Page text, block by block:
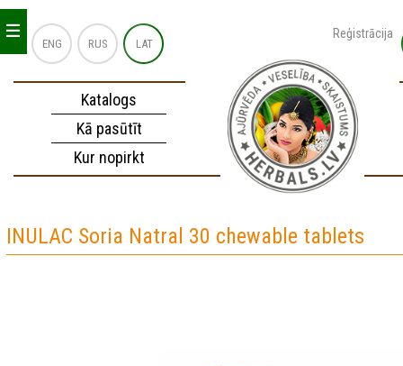
ENG RUS LAT
Reģistrācija
Katalogs
Kā pasūtīt
Kur nopirkt
_
_
_
INULAC Soria Natral 30 chewable tablets